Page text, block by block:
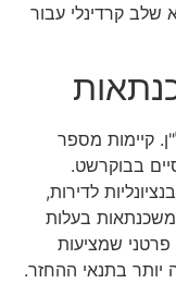
שלב קרדינלי עבור
קיימות מספר
בבוקרשט.
לדירות,
משכנתאות בעלות
פרטני שמציעות
בתנאי ההחזר.